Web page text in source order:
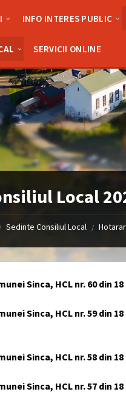
INFO INTERES PUBLIC
SERVICII ONLINE
Local
/ Sedinte Consiliul Local /
Sinca, HCL nr. 60 din
Sinca, HCL nr. 59 din
Sinca, HCL nr. 58 din
Sinca, HCL nr. 57 din